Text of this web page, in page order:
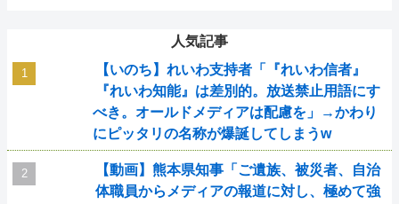
人気記事
【いのち】れいわ支持者「『れいわ信者』
『れいわ知能』は差別的。放送禁止用語にす
べき。オールドメディアは配慮を」→かわり
にピッタリの名称が爆誕してしまうw
【動画】熊本県知事「ご遺族、被災者、自治
体職員からメディアの報道に対し、極めて強